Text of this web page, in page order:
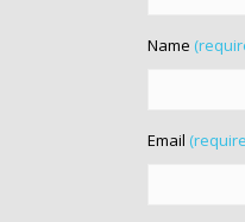
Name
Email